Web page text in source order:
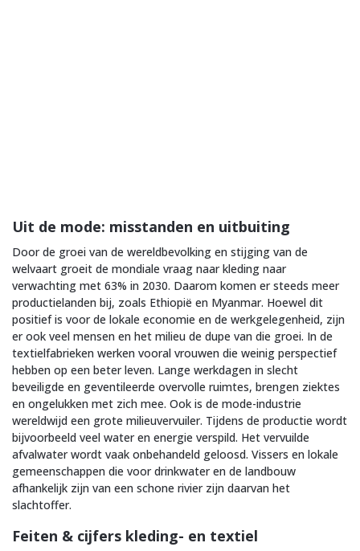
Uit de mode: misstanden en uitbuiting
Door de groei van de wereldbevolking en stijging van de
welvaart groeit de mondiale vraag naar kleding naar
verwachting met 63% in 2030. Daarom komen er steeds meer
productielanden bij, zoals Ethiopië en Myanmar. Hoewel dit
positief is voor de lokale economie en de werkgelegenheid, zijn
er ook veel mensen en het milieu de dupe van die groei. In de
textielfabrieken werken vooral vrouwen die weinig perspectief
hebben op een beter leven. Lange werkdagen in slecht
beveiligde en geventileerde overvolle ruimtes, brengen ziektes
en ongelukken met zich mee. Ook is de mode-industrie
wereldwijd een grote milieuvervuiler. Tijdens de productie wordt
bijvoorbeeld veel water en energie verspild. Het vervuilde
afvalwater wordt vaak onbehandeld geloosd. Vissers en lokale
gemeenschappen die voor drinkwater en de landbouw
afhankelijk zijn van een schone rivier zijn daarvan het
slachtoffer.
Feiten & cijfers kleding- en textiel